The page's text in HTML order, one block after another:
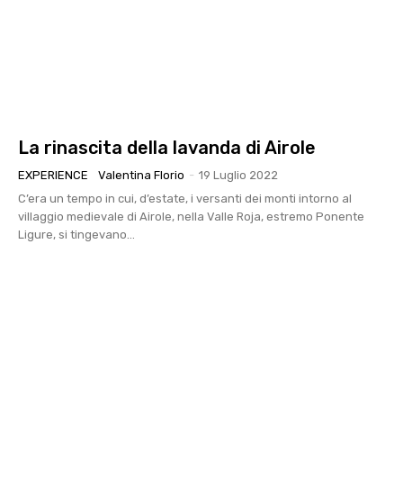
La rinascita della lavanda di Airole
EXPERIENCE Valentina Florio - 19 Luglio 2022
C’era un tempo in cui, d’estate, i versanti dei monti intorno al
villaggio medievale di Airole, nella Valle Roja, estremo Ponente
Ligure, si tingevano...